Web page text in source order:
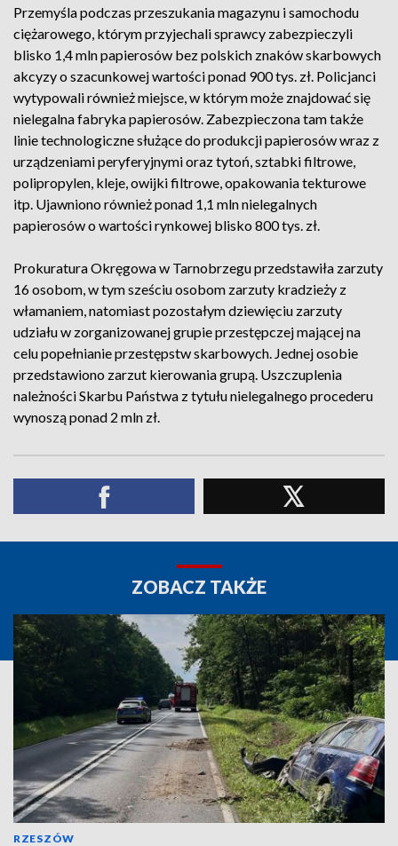
Przemyśla podczas przeszukania magazynu i samochodu
ciężarowego, którym przyjechali sprawcy zabezpieczyli
blisko 1,4 mln papierosów bez polskich znaków skarbowych
akcyzy o szacunkowej wartości ponad 900 tys. zł. Policjanci
wytypowali również miejsce, w którym może znajdować się
nielegalna fabryka papierosów. Zabezpieczona tam także
linie technologiczne służące do produkcji papierosów wraz z
urządzeniami peryferyjnymi oraz tytoń, sztabki filtrowe,
polipropylen, kleje, owijki filtrowe, opakowania tekturowe
itp. Ujawniono również ponad 1,1 mln nielegalnych
papierosów o wartości rynkowej blisko 800 tys. zł.
Prokuratura Okręgowa w Tarnobrzegu przedstawiła zarzuty
16 osobom, w tym sześciu osobom zarzuty kradzieży z
włamaniem, natomiast pozostałym dziewięciu zarzuty
udziału w zorganizowanej grupie przestępczej mającej na
celu popełnianie przestępstw skarbowych. Jednej osobie
przedstawiono zarzut kierowania grupą. Uszczuplenia
należności Skarbu Państwa z tytułu nielegalnego procederu
wynoszą ponad 2 mln zł.
ZOBACZ TAKŻE
RZESZÓW